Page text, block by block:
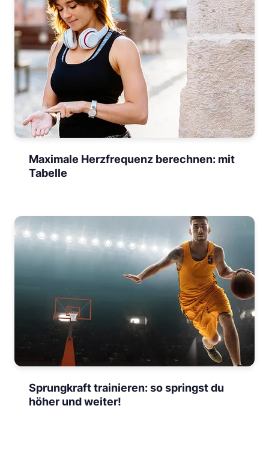
Maximale Herzfrequenz berechnen: mit
Tabelle
Sprungkraft trainieren: so springst du
höher und weiter!